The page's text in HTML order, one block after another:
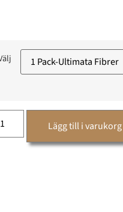
Lägg till i varukorg